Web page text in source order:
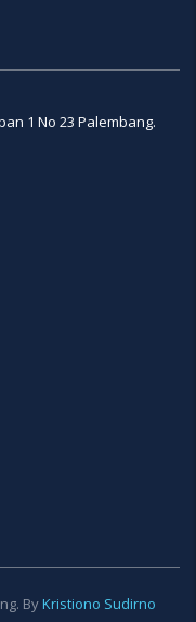
1 No 23 Palembang.
ByKristiono Sudirno